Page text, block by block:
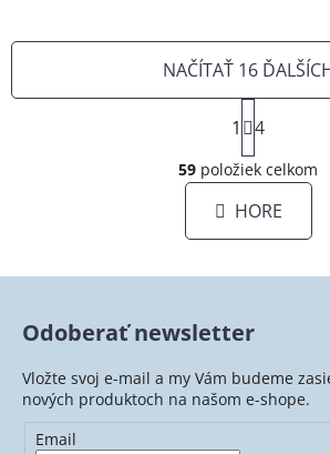
O
v
l
á
d
a
i
e
p
r
v
NAČÍTAŤ 16
S
t
r
á
n
k
o
a
e
1 4
59 položiek celkom
HORE
Odoberať newsletter
Vložte svoj e-mail a my Vám budeme
nových produktoch na našom e-shope.
Email